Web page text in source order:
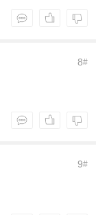
8#
9#